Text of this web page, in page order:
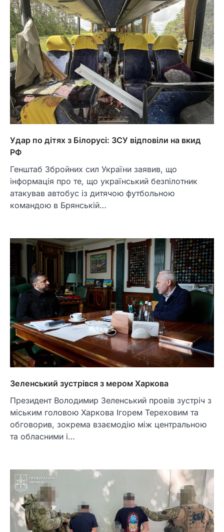
Удар по дітях з Білорусі: ЗСУ відповіли на вкид
РФ
Генштаб Збройних сил України заявив, що
інформація про те, що український безпілотник
атакував автобус із дитячою футбольною
командою в Брянській…
Зеленський зустрівся з мером Харкова
Президент Володимир Зеленський провів зустріч з
міським головою Харкова Ігорем Тереховим та
обговорив, зокрема взаємодію між центральною
та обласними і…